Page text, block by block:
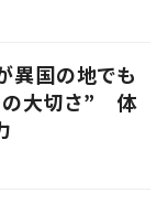
異国の地でも
の大切さ” 体